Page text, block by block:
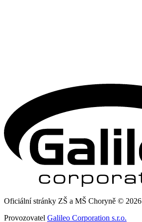
Oficiální stránky ZŠ a MŠ Choryně © 2026
Provozovatel Galileo Corporation s.r.o.